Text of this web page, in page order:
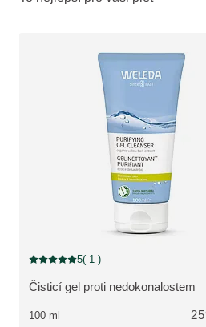
ZOBRAZIT PRODUKT:
Čisticí gel proti nedokonalostem
Aktuální hodnocení: 5 z 5 hvězdiček
5( 1 )
100 ml